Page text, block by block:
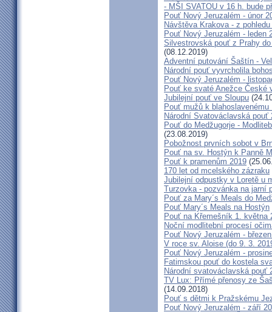
- MŠI SVATOU v 16 h. bude
Pouť Nový Jeruzalém - únor
Návštěva Krakova - z
Pouť Nový Jeruzalém - leden
Silvestrovská pouť z Prahy
(08.12.2019)
Adventní putování Šaštín -
Národní pouť vyvrcholila
Pouť Nový Jeruzalém -
Pouť ke svaté Anežce České
Jubilejní pouť ve Sloupu
Pouť mužů k
Národní Svatováclavská pouť
Pouť do Medžugorje -
(23.08.2019)
Pobožnost prvních sobot v
Pouť na sv. Hostýn k Panně
Pouť k pramenům 2019
170 let od mcelského zázraku
Jubilejní odpustky v Loretě u
Turzovka - pozvánka na jarní
Pouť za Mary´s Meals do
Pouť Mary´s Meals na Hostýn
Pouť na Křemešník 1. května
Noční modlitební procesí
Pouť Nový Jeruzalém -
V roce sv. Aloise (do 9. 3.
Pouť Nový Jeruzalém -
Fatimskou pouť do kostela
Národní svatováclavská pouť
TV Lux: Přímé přenosy ze
(14.09.2018)
Pouť s dětmi k Pražskému
Pouť Nový Jeruzalém - září